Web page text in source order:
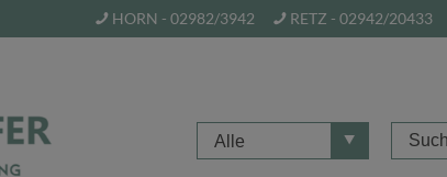
HORN - 02982/3942 RETZ - 02942/20433
Alle